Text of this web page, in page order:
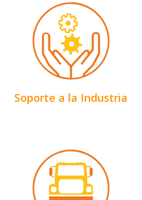
Soporte a la Industria